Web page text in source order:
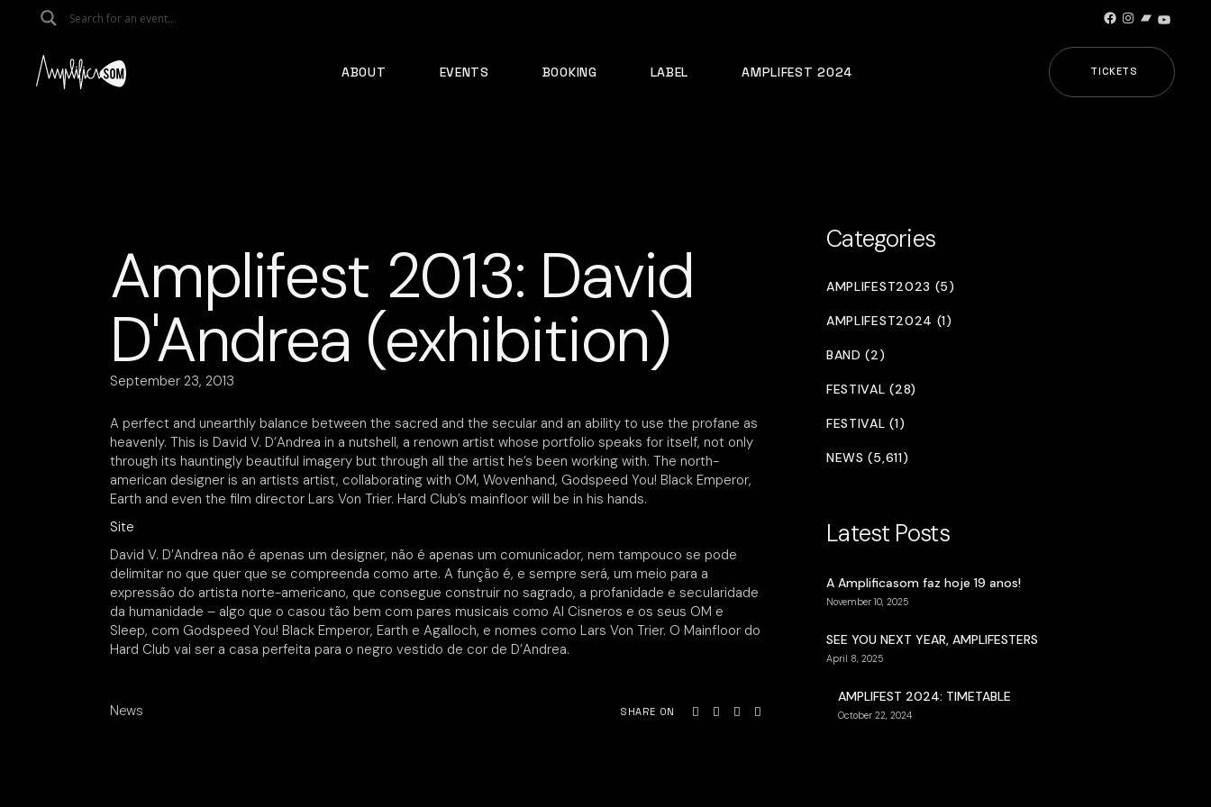
Facebook
Instagram
Bandcamp
ABOUT EVENTS BOOKING LABEL AMPLIFEST 2024 TICKETS
Amplifest 2013: David
D'Andrea (exhibition)
September 23, 2013
A perfect and unearthly balance between the sacred and the secular and an ability to use the profane as
heavenly. This is David V. D’Andrea in a nutshell, a renown artist whose portfolio speaks for itself, not only
through its hauntingly beautiful imagery but through all the artist he’s been working with. The north-
american designer is an artists artist, collaborating with OM, Wovenhand, Godspeed You! Black Emperor,
Earth and even the film director Lars Von Trier. Hard Club’s mainfloor will be in his hands.
Site
David V. D’Andrea não é apenas um designer, não é apenas um comunicador, nem tampouco se pode
delimitar no que quer que se compreenda como arte. A função é, e sempre será, um meio para a
expressão do artista norte-americano, que consegue construir no sagrado, a profanidade e secularidade
da humanidade – algo que o casou tão bem com pares musicais como Al Cisneros e os seus OM e
Sleep, com Godspeed You! Black Emperor, Earth e Agalloch, e nomes como Lars Von Trier. O Mainfloor do
Hard Club vai ser a casa perfeita para o negro vestido de cor de D’Andrea.
News SHARE ON
Categories
AMPLIFEST2023 (5)
AMPLIFEST2024 (1)
BAND (2)
FESTIVAL (28)
FESTIVAL (1)
NEWS (5,611)
Latest Posts
A Amplificasom faz hoje 19 anos!
November 10, 2025
SEE YOU NEXT YEAR, AMPLIFESTERS
April 8, 2025
AMPLIFEST 2024: TIMETABLE
October 22, 2024